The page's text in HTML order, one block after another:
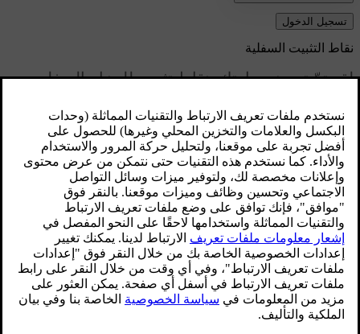
تسجيل الدخول
محدّث ٠٨‏/٠٩‏/٢٠٢٥
نقاط التثبيت السفلية
لقد تمّ تجهيز سيارتك بنقاط تثبيت للحزام السفلي
على أيّ مقعد في الصف الثاني.
في حالة تركيب الملحق الخاص بنقاط تثبيت الحزام
السفلي الأمامي، تكون نقاط التثبيت موجودة أيضًا
على جانبَي المساحة المخصّصة للقدمين لمقعد
الراكب الأمامي.
نقاط التثبيت للمقاعد الخلفية